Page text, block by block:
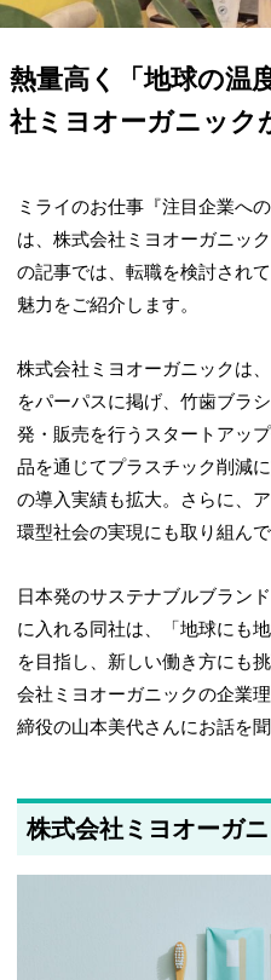
熱量高く「地球の温
社ミヨオーガニック
ミライのお仕事『注目企業へ
は、株式会社ミヨオーガニッ
の記事では、転職を検討され
魅力をご紹介します。
株式会社ミヨオーガニックは
をパーパスに掲げ、竹歯ブラ
発・販売を行うスタートアッ
品を通じてプラスチック削減
の導入実績も拡大。さらに、
環型社会の実現にも取り組んで
日本発のサステナブルブラン
に入れる同社は、「地球にも
を目指し、新しい働き方にも
会社ミヨオーガニックの企業
締役の山本美代さんにお話を
株式会社ミヨオーガ